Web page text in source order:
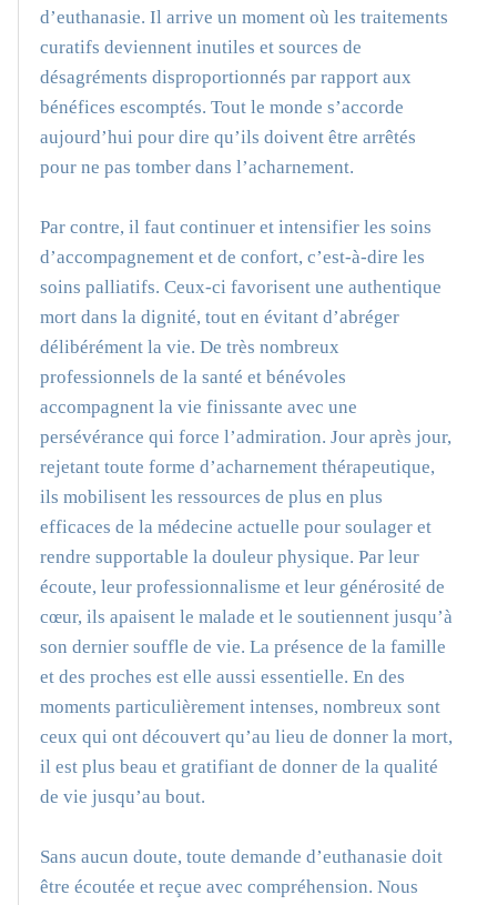
d’euthanasie. Il arrive un moment où les traitements
curatifs deviennent inutiles et sources de
désagréments disproportionnés par rapport aux
bénéfices escomptés. Tout le monde s’accorde
aujourd’hui pour dire qu’ils doivent être arrêtés
pour ne pas tomber dans l’acharnement.
Par contre, il faut continuer et intensifier les soins
d’accompagnement et de confort, c’est-à-dire les
soins palliatifs. Ceux-ci favorisent une authentique
mort dans la dignité, tout en évitant d’abréger
délibérément la vie. De très nombreux
professionnels de la santé et bénévoles
accompagnent la vie finissante avec une
persévérance qui force l’admiration. Jour après jour,
rejetant toute forme d’acharnement thérapeutique,
ils mobilisent les ressources de plus en plus
efficaces de la médecine actuelle pour soulager et
rendre supportable la douleur physique. Par leur
écoute, leur professionnalisme et leur générosité de
cœur, ils apaisent le malade et le soutiennent jusqu’à
son dernier souffle de vie. La présence de la famille
et des proches est elle aussi essentielle. En des
moments particulièrement intenses, nombreux sont
ceux qui ont découvert qu’au lieu de donner la mort,
il est plus beau et gratifiant de donner de la qualité
de vie jusqu’au bout.
Sans aucun doute, toute demande d’euthanasie doit
être écoutée et reçue avec compréhension. Nous